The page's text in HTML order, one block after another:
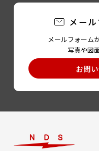
メー
メールフォーム
写真や図
お問